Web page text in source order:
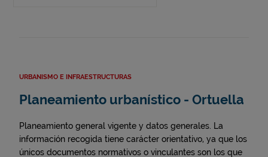
URBANISMO E INFRAESTRUCTURAS
Planeamiento urbanístico - Ortuella
Planeamiento general vigente y datos generales. La
información recogida tiene carácter orientativo, ya que los
únicos documentos normativos o vinculantes son los que